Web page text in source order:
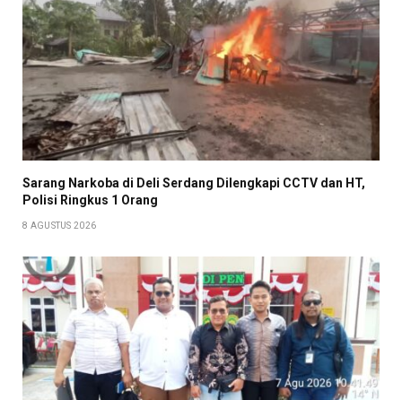
Sarang Narkoba di Deli Serdang Dilengkapi CCTV dan HT,
Polisi Ringkus 1 Orang
8 AGUSTUS 2026